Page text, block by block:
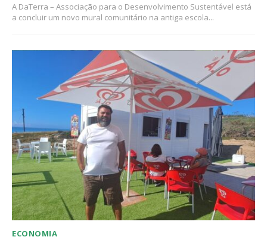
A DaTerra – Associação para o Desenvolvimento Sustentável está
a concluir um novo mural comunitário na antiga escola...
ECONOMIA